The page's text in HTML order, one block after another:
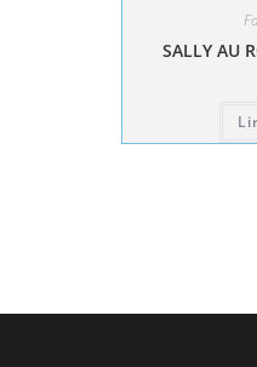
SALLY AU